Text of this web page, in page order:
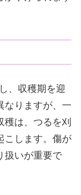
、収穫期を迎
なりますが、一
は、つるを刈
こします。傷が
扱いが重要で